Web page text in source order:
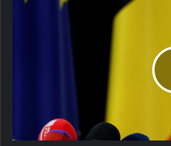
Polonya
nükleer
güç